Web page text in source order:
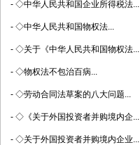
- ◇中华人民共和国企业所得税法...
- ◇中华人民共和国物权法...
- ◇关于《中华人民共和国物权法...
- ◇物权法不包治百病...
- ◇劳动合同法草案的八大问题...
- ◇《关于外国投资者并购境内企...
- ◇关于外国投资者并购境内企业...